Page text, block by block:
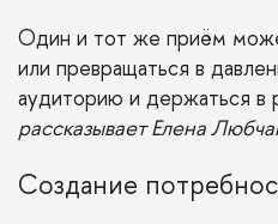
Один и тот же приём
или превращаться в
аудиторию и держаться в
рассказывает Елена
Создание